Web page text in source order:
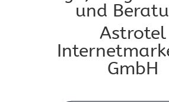
und
Astrotel
GmbH